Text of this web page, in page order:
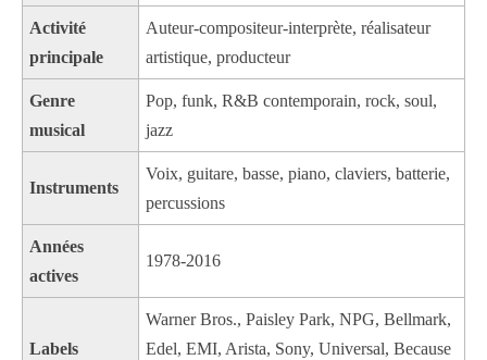
Activité
principale
Auteur-compositeur-interprète, réalisateur
artistique, producteur
Genre
musical
Pop, funk, R&B contemporain, rock, soul,
jazz
Instruments
Voix, guitare, basse, piano, claviers, batterie,
percussions
Années
actives
1978-2016
Labels
Warner Bros., Paisley Park, NPG, Bellmark,
Edel, EMI, Arista, Sony, Universal, Because